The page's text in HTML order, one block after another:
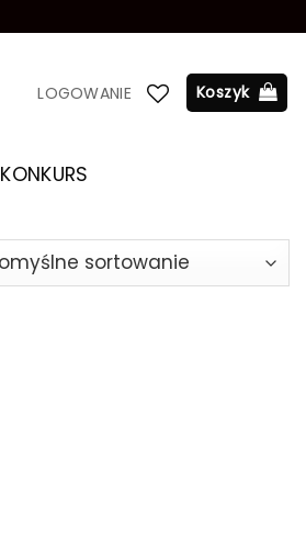
LOGOWANIE Koszyk
KONKURS